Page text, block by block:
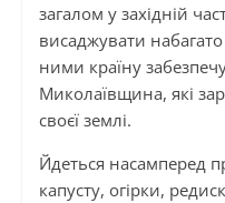
загалом у західній
висаджувати
ними країну
Миколаївщина, які
своєї землі.
Йдеться насамперед
капусту, огірки,